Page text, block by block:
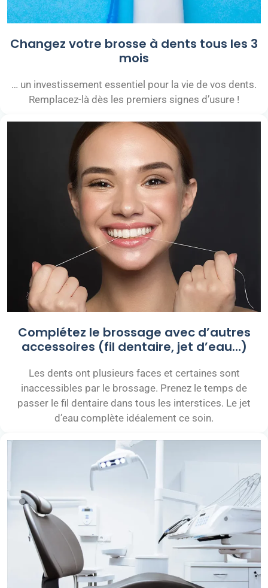
Changez votre brosse à dents tous les 3
mois
… un investissement essentiel pour la vie de vos dents.
Remplacez-là dès les premiers signes d’usure !
Complétez le brossage avec d’autres
accessoires (fil dentaire, jet d’eau…)
Les dents ont plusieurs faces et certaines sont
inaccessibles par le brossage. Prenez le temps de
passer le fil dentaire dans tous les interstices. Le jet
d’eau complète idéalement ce soin.